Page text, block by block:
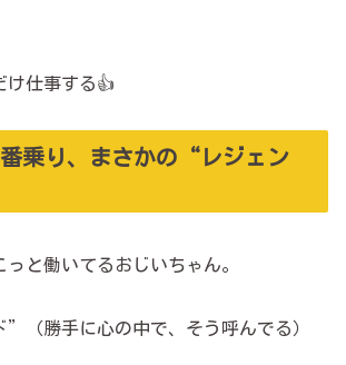
け仕事する👍
乗り、まさかの“レジェン
と働いてるおじいちゃん。
（勝手に心の中で、そう呼んでる）